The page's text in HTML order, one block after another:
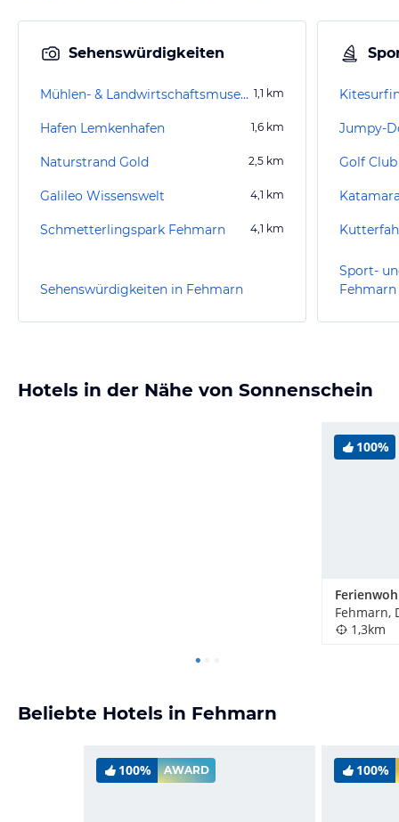
Sehenswürdigkeiten
Mühlen- & Landwirtschaftsmuseum Jachen Flünk 1,1 km
Hafen Lemkenhafen 1,6 km
Naturstrand Gold 2,5 km
Galileo Wissenswelt 4,1 km
Schmetterlingspark Fehmarn 4,1 km
Sehenswürdigkeiten in Fehmarn
Jumpy-
Golf
Sport-
Fehmarn
Hotels in der Nähe von Sonnenschein
100%
Fehmarn,
1,3km
Beliebte Hotels in Fehmarn
100% AWARD 100%